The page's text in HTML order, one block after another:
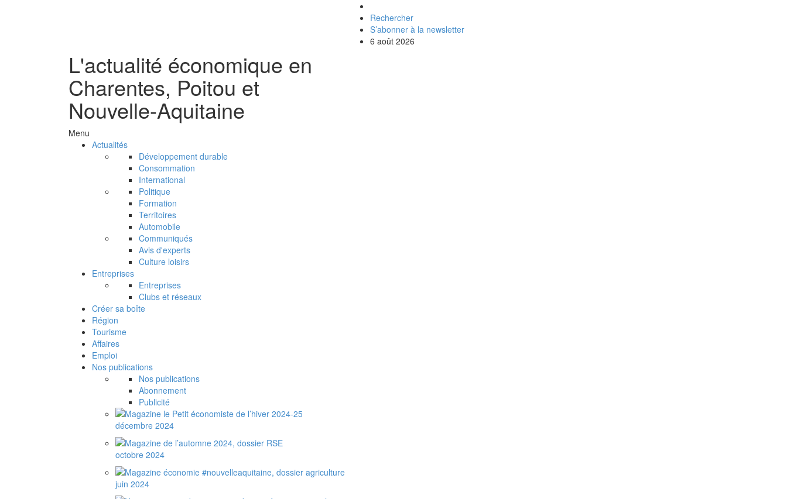
L'actualité économique en
Charentes, Poitou et
Nouvelle-Aquitaine
Rechercher
S’abonner à la newsletter
6 août 2026
Menu
Actualités
Développement durable
Consommation
International
Politique
Formation
Territoires
Automobile
Communiqués
Avis d'experts
Culture loisirs
Entreprises
Entreprises
Clubs et réseaux
Créer sa boîte
Région
Tourisme
Affaires
Emploi
Nos publications
Nos publications
Abonnement
Publicité
décembre 2024
octobre 2024
juin 2024